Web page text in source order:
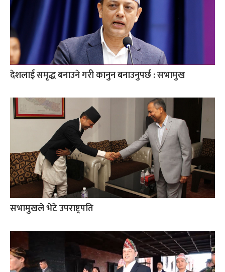
देशलाई समृद्ध बनाउने गरी कानुन बनाउनुपर्छ : सभामुख
सभामुखले भेटे उपराष्ट्रपति